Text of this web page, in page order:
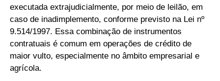
executada extrajudicialmente, por meio de leilão, em
caso de inadimplemento, conforme previsto na Lei nº
9.514/1997. Essa combinação de instrumentos
contratuais é comum em operações de crédito de
maior vulto, especialmente no âmbito empresarial e
agrícola.